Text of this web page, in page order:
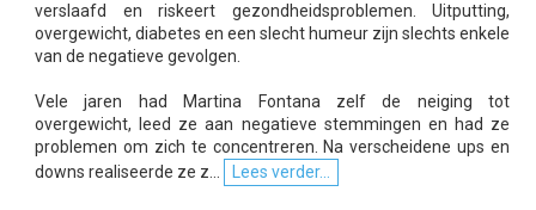
verslaafd en riskeert gezondheidsproblemen. Uitputting,
overgewicht, diabetes en een slecht humeur zijn slechts enkele
van de negatieve gevolgen.
Vele jaren had Martina Fontana zelf de neiging tot
overgewicht, leed ze aan negatieve stemmingen en had ze
problemen om zich te concentreren. Na verscheidene ups en
downs realiseerde ze z...
Lees verder...